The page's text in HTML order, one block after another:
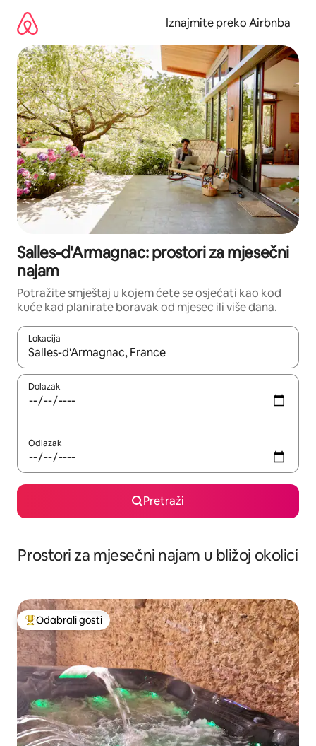
sadržaj
Iznajmite preko Airbnba
Salles-d'Armagnac: prostori za mjesečni
najam
Potražite smještaj u kojem ćete se osjećati kao kod
kuće kad planirate boravak od mjesec ili više dana.
Lokacija
Kada budu dostupni rezultati, moći ćete ih pregledati
Dolazak
Odlazak
Pretraži
Prostori za mjesečni najam u bližoj okolici
Među najviše rangiranima s oznakom „Odabrali gosti”
Odabrali gosti